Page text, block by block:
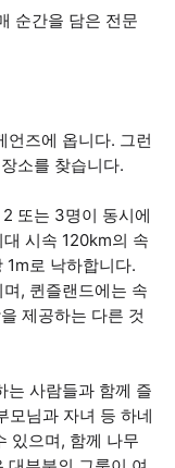
순간을 담은 전문
언즈에 옵니다. 그런
소를 찾습니다.
또는 3명이 동시에
시속 120km의 속
로 낙하합니다.
, 퀸즐랜드에는 속
제공하는 다른 것
는 사람들과 함께 즐
모님과 자녀 등 하네
있으며, 함께 나무